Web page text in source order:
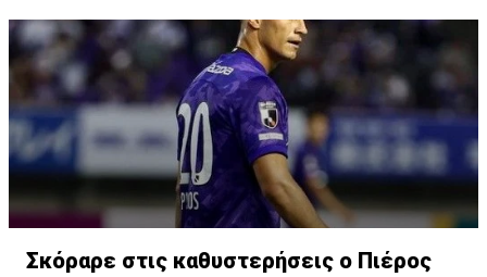
Σκόραρε στις καθυστερήσεις ο Πιέρος